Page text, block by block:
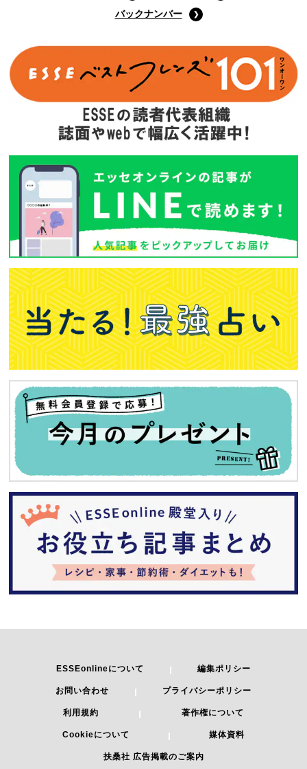
バックナンバー
ESSEonlineについて 編集ポリシー
お問い合わせ プライバシーポリシー
利用規約 著作権について
Cookieについて 媒体資料
扶桑社 広告掲載のご案内